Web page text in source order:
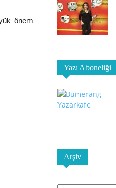
önem
Yazı Aboneliği
Arşiv
Arşiv